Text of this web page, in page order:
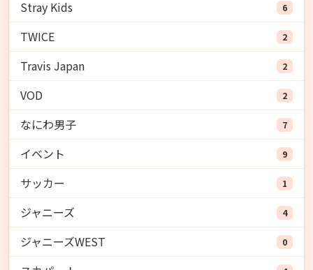
Stray Kids 6
TWICE 2
Travis Japan 2
VOD 2
なにわ男子 7
イベント 9
サッカー 1
ジャニーズ 4
ジャニーズWEST 0